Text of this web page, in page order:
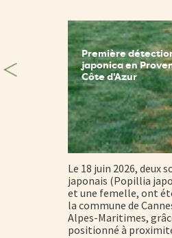
Première
japonica en
Côte d'Azur
Le 18 juin 2026, deux
japonais (Popillia
et une femelle, ont
la commune de
Alpes-Maritimes,
positionné à